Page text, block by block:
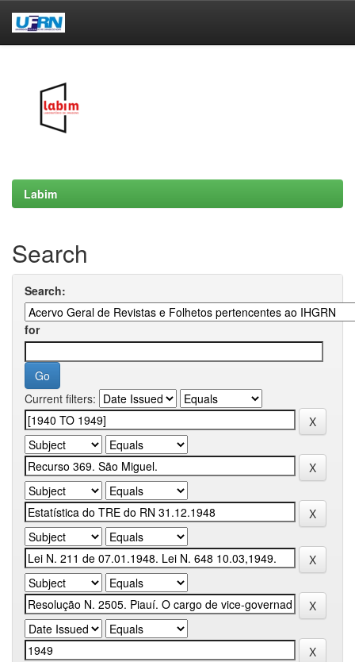
Labim
Search
Search:
for
Current filters: